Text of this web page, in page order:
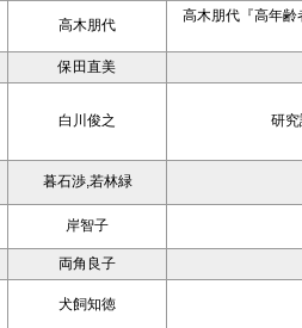
高木朋代
高木朋代『高年齢
保田直美
白川俊之 研
暮石渉,若林緑
岸智子
両角良子
犬飼知徳